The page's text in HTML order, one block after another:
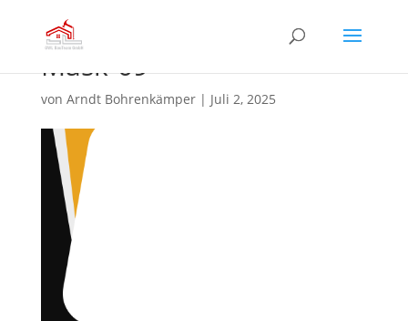
Mask-09
von Arndt Bohrenkämper| Juli 2, 2025